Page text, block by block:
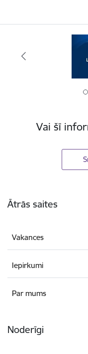
Vai šī
Ātrās saites
Vakances
Iepirkumi
Par mums
Noderīgi